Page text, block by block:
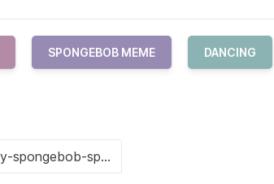
SPONGEBOB MEME DANCING